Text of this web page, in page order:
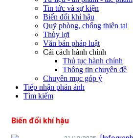
Tin tức và sự kiện
Biến đổi khí hậu
Quỹ phòng, chống thiên tai
Thủy lợi
Văn bản pháp luật
Cải cách hành chính
Thủ tục hành chính
Thông tin chuyên đề
Chuyên mục góp ý
Tiếp nhận phản ánh
Tìm kiếm